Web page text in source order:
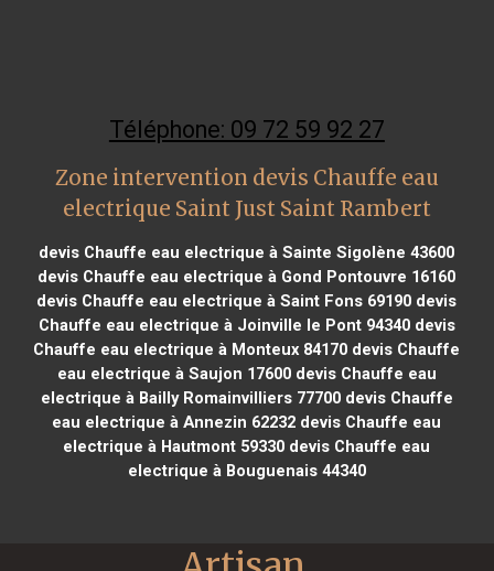
Téléphone: 09 72 59 92 27
Zone intervention devis Chauffe eau
electrique Saint Just Saint Rambert
devis Chauffe eau electrique à Sainte Sigolène 43600
devis Chauffe eau electrique à Gond Pontouvre 16160
devis Chauffe eau electrique à Saint Fons 69190 devis
Chauffe eau electrique à Joinville le Pont 94340devis
Chauffe eau electrique à Monteux 84170 devis Chauffe
eau electrique à Saujon 17600devis Chauffe eau
electrique à Bailly Romainvilliers 77700devis Chauffe
eau electrique à Annezin 62232 devis Chauffe eau
electrique à Hautmont 59330 devis Chauffe eau
electrique à Bouguenais 44340